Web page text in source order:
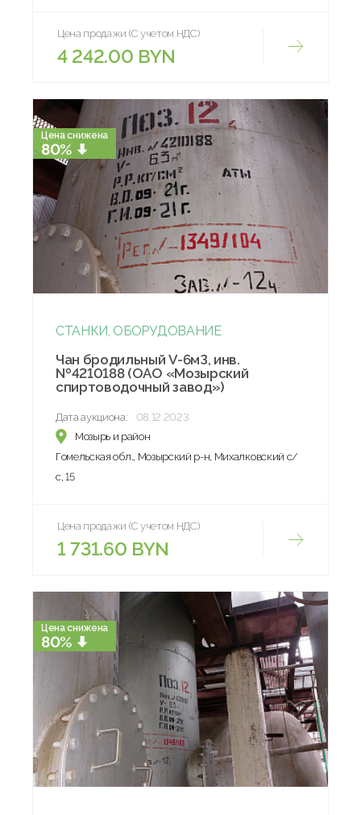
Цена продажи (С учетом НДС)
4 242.00 BYN
Цена снижена
80%
СТАНКИ, ОБОРУДОВАНИЕ
Чан бродильный V-6мЗ, инв.
№4210188 (ОАО «Мозырский
спиртоводочный завод»)
Дата аукциона:
08.12.2023
Мозырь и район
Гомельская обл., Мозырский р-н, Михалковский с/
с, 15
Цена продажи (С учетом НДС)
1 731.60 BYN
Цена снижена
80%